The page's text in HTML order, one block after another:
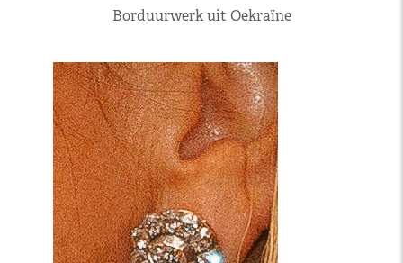
Borduurwerk uit Oekraïne